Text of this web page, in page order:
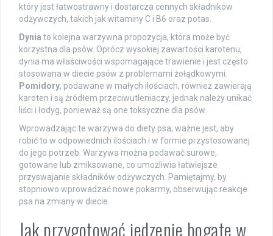
który jest łatwostrawny i dostarcza cennych składników
odżywczych, takich jak witaminy C i B6 oraz potas.
Dynia to kolejna warzywna propozycja, która może być
korzystna dla psów. Oprócz wysokiej zawartości karotenu,
dynia ma właściwości wspomagające trawienie i jest często
stosowana w diecie psów z problemami żołądkowymi.
Pomidory, podawane w małych ilościach, również zawierają
karoten i są źródłem przeciwutleniaczy, jednak należy unikać
liści i łodyg, ponieważ są one toksyczne dla psów.
Wprowadzając te warzywa do diety psa, ważne jest, aby
robić to w odpowiednich ilościach i w formie przystosowanej
do jego potrzeb. Warzywa można podawać surowe,
gotowane lub zmiksowane, co umożliwia łatwiejsze
przyswajanie składników odżywczych. Pamiętajmy, by
stopniowo wprowadzać nowe pokarmy, obserwując reakcje
psa na zmiany w diecie.
Jak przygotować jedzenie bogate w